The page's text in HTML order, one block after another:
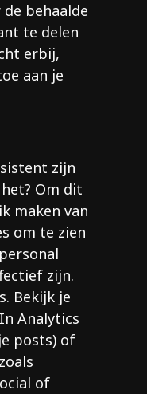
behaalde
te delen
erbij,
aan je
zijn
Om dit
maken van
om te zien
zijn.
Bekijk je
Analytics
posts) of
of